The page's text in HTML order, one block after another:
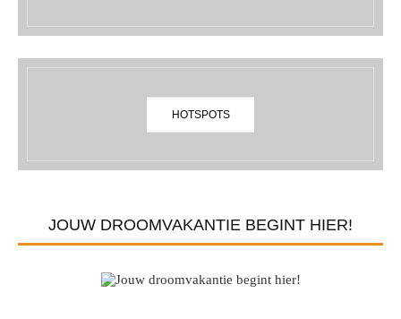
HOTSPOTS
JOUW DROOMVAKANTIE BEGINT HIER!